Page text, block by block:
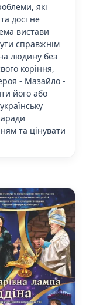
які
досі не
вистави
справжнім
людину без
коріння,
- Мазайло -
його або
та цінувати